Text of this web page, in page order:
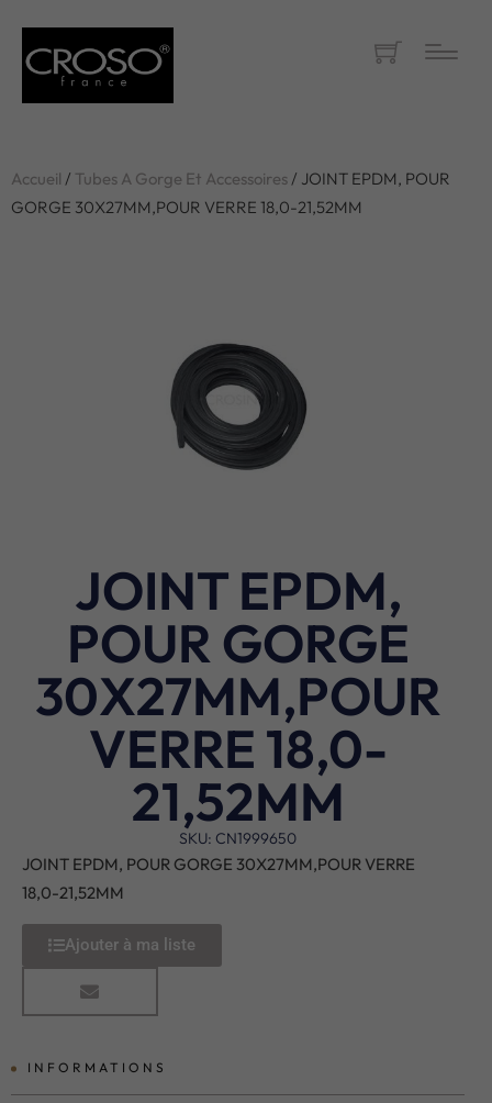
Accueil / Tubes A Gorge Et Accessoires/ JOINT EPDM, POUR
GORGE 30X27MM,POUR VERRE 18,0-21,52MM
JOINT EPDM,
POUR GORGE
30X27MM,POUR
VERRE 18,0-
21,52MM
SKU: CN1999650
JOINT EPDM, POUR GORGE 30X27MM,POUR VERRE
18,0-21,52MM
Ajouter à ma liste
INFORMATIONS